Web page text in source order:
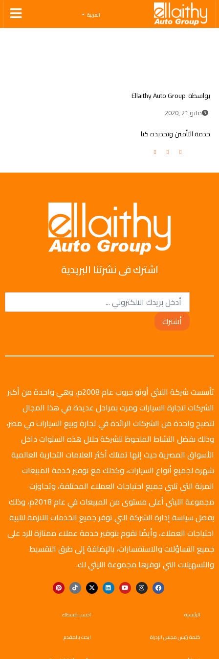
Ellaithy Auto Group
العربية
بواسطة Ellaithy Auto Group
مايو 21 ,2020
خدمة التأمين وتجديده كيا
اشترك فى نشرتنا البريدية
أشترك
تأسست شركة الليثي أوتو جروب عام 2008م، وهي واحدة من أكبر
الشركات لتجارة السيارات ومرت بمراحل عديدة في هذا المجال
لتصبح واحدة من الشركات الرائدة في تجارة وبيع السيارات في مصر،
وذلك بفضل النشاط الملحوظ للشركة خلال هذه السنوات داخل
الأسواق المصرية حيث إنها تمتلك أكثر العلامات التجارية العالمية
شهرة لجميع أنواع السيارات، وكذلك مع توفير خدمة المبيعات
المرنة التي تلبي جميع احتياجات العملاء المختلفة، وتجاوزت
مجموعة الليثي أعلى مستوى من المبيعات في عام 2018م، وذلك
بفضل سياسة إدارة الشركة التي توفر جميع الخدمات اللازمة لتلبية
احتياجات العملاء، وأيضًا نقوم بتوفير خدمة عملاء ممتازة للرد على
جميع التساؤلات والاستفسارات، بالإضافة إلى طرق التقسيط
والتسهيلات التي توفرها مجموعة الليثي لك.
الرئيسية
كلمة رئيس مجلس الإدراة
احسب قسطك
ابحث بالمقدم